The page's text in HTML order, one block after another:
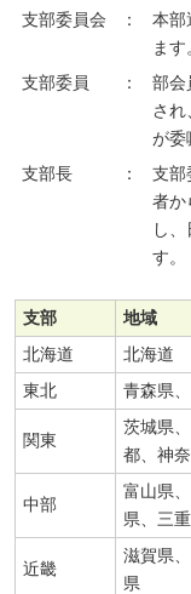
支部委員会 ：
本部
ます
支部委員
：
部会
され
が委
支部長
：
支部
者か
し
す。
支部
地域
北海道
北海道
東北
青森県
関東
茨城県
都、神
中部
富山県
県、三
近畿
滋賀県
県